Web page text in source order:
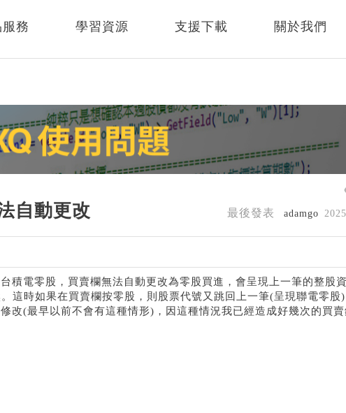
務 學習資源 支援下載 關於我們
自動更改 最後發表 adamgo
積電零股，買賣欄無法自動更改為零股買進，會呈現上一筆的整股
這時如果在買賣欄按零股，則股票代號又跳回上一筆(呈現聯電零股
改(最早以前不會有這種情形)，因這種情況我已經造成好幾次的買